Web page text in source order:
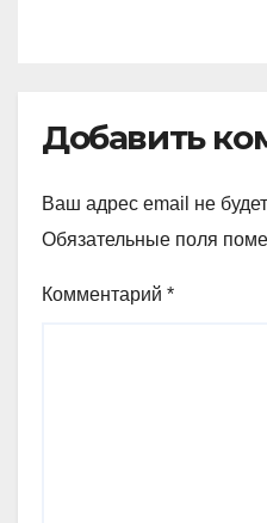
Добавить
Ваш адрес email не
Обязательные поля
Комментарий *